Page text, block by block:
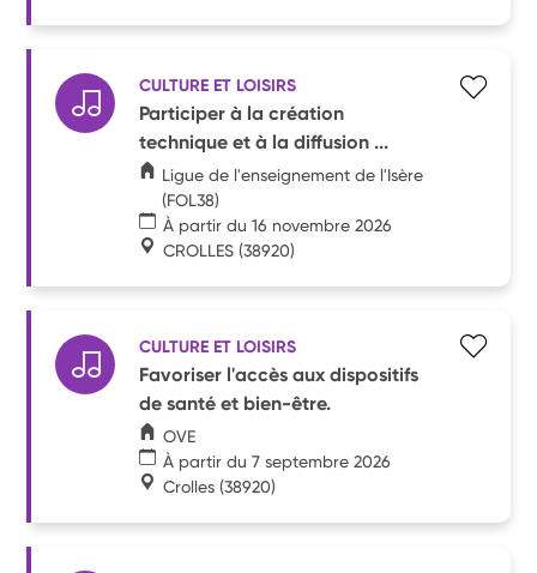
CULTURE ET LOISIRS
Participer à la création
technique et à la diffusion ...
Ligue de l'enseignement de l'Isère
(FOL38)
À partir du 16 novembre 2026
CROLLES (38920)
CULTURE ET LOISIRS
Favoriser l'accès aux dispositifs
de santé et bien-être.
OVE
À partir du 7 septembre 2026
Crolles (38920)